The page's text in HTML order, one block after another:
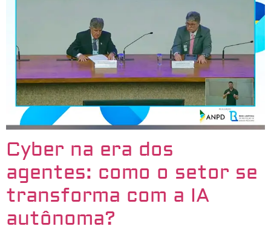
Cyber na era dos
agentes: como o setor se
transforma com a IA
autônoma?